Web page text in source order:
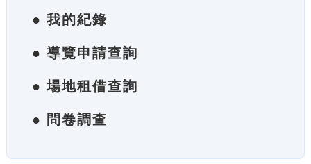
● 我的紀錄
● 導覽申請查詢
● 場地租借查詢
● 問卷調查